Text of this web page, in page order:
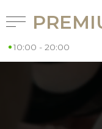
10:00 - 20:00